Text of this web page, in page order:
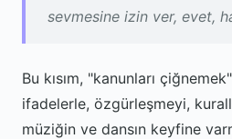
sevmesine izin ver, evet,
Bu kısım, "kanunları
ifadelerle, özgürleşmeyi,
müziğin ve dansın keyfine